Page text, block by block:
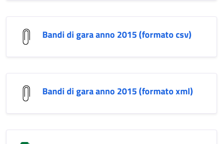
Bandi di gara anno 2015 (formato csv)
Bandi di gara anno 2015 (formato xml)